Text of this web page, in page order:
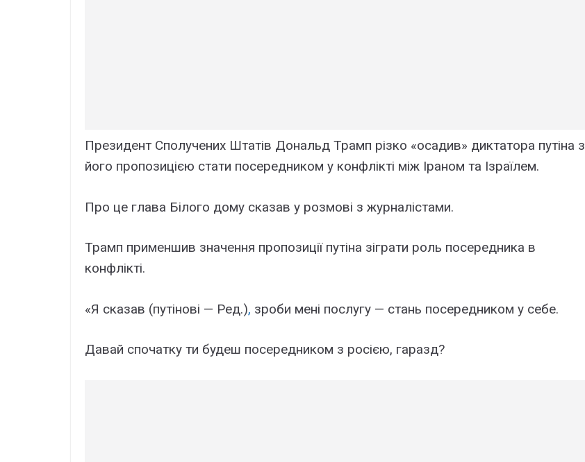
Президент Сполучених Штатів Дональд Трамп різко «осадив» диктатора путіна з
його пропозицією стати посередником у конфлікті між Іраном та Ізраїлем.
Про це глава Білого дому сказав у розмові з журналістами.
Трамп применшив значення пропозиції путіна зіграти роль посередника в
конфлікті.
«Я сказав (путінові — Ред.), зроби мені послугу — стань посередником у себе.
Давай спочатку ти будеш посередником з росією, гаразд?